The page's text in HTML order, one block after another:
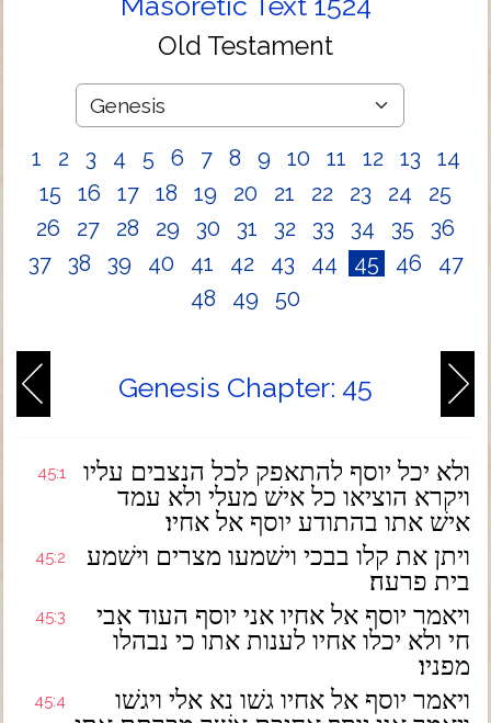
Old Testament
1 2 3 4 5 6 7 8 9 10 11 12 13
14
15
16 17 18 19 20 21 22 23 24
25
26
27 28 29 30 31 32 33 34 35
36
37
38 39 40 41 42 43 44 45 46
47
48
49 50
Genesis Chapter: 45
45:1
ולא יכל יוסף להתאפק לכל הנצבים עליו
ויקרא הוציאו כל אישׁ מעלי ולא עמד
אישׁ אתו בהתודע יוסף אל אחיו׃
45:2
ויתן את קלו בבכי וישׁמעו מצרים וישׁמע
בית פרעה׃
45:3
ויאמר יוסף אל אחיו אני יוסף העוד אבי
חי ולא יכלו אחיו לענות אתו כי נבהלו
מפניו׃
45:4
ויאמר יוסף אל אחיו גשׁו נא אלי ויגשׁו